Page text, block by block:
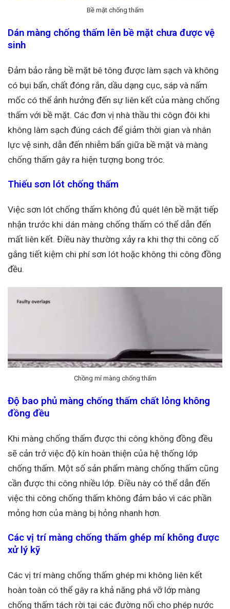
Bề mặt chống thấm
Dán màng chống thấm lên bề mặt chưa được vệ
sinh
Đảm bảo rằng bề mặt bê tông được làm sạch và không
có bụi bẩn, chất đóng rắn, dầu dạng cục, sáp và nấm
mốc có thể ảnh hưởng đến sự liên kết của màng chống
thấm với bề mặt. Các đơn vị nhà thầu thi côgn đôi khi
không làm sạch đúng cách để giảm thời gian và nhân
lực vệ sinh, dẫn đến nhiễm bẩn giữa bề mặt và màng
chống thấm gây ra hiện tượng bong tróc.
Thiếu sơn lót chống thấm
Việc sơn lót chống thấm không đủ quét lên bề mặt tiếp
nhận trước khi dán màng chống thấm có thể dẫn đến
mất liên kết. Điều này thường xảy ra khi thợ thi công cố
gắng tiết kiệm chi phí sơn lót hoặc không thi công đồng
đều.
Chồng mí màng chống thấm
Độ bao phủ màng chống thấm chất lỏng không
đồng đều
Khi màng chống thấm được thi công không đồng đều
sẽ cản trở việc độ kín hoàn thiện của hệ thống lớp
chống thấm. Một số sản phẩm màng chống thấm cũng
cần được thi công nhiều lớp. Điều này có thể dẫn đến
việc thi công chống thấm không đảm bảo vì các phần
mỏng hơn của màng bị hỏng nhanh hơn.
Các vị trí màng chống thấm ghép mí không được
xử lý kỹ
Các vị trí màng chống thấm ghép mi không liên kết
hoàn toàn có thể gây ra khả năng phá vỡ lớp màng
chống thấm tách rời tại các đường nối cho phép nước